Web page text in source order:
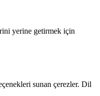
yerine getirmek için
sunan çerezler. Dil